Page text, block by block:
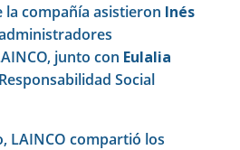
la compañía asistieron Inés
junto con Eulalia
Social
LAINCO compartió los